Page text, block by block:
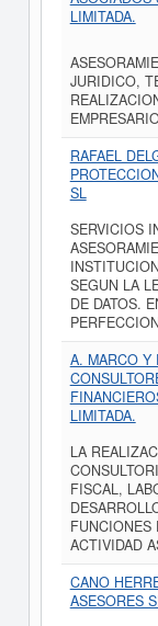
LIMITADA.
JURIDICO,
RAFAEL
SL
SERVICIOS
SEGUN LA
DE DATOS.
A. MARCO Y
LIMITADA.
LA
FISCAL,
FUNCIONES
ACTIVIDAD
CANO
ASESORES